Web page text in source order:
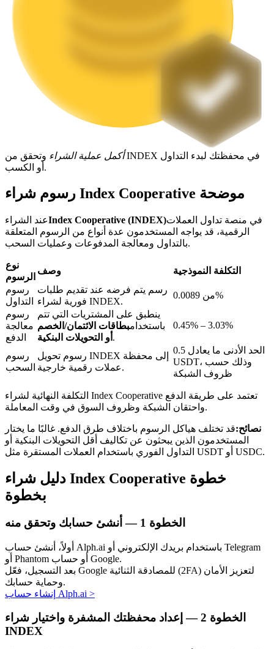
عوائد عالية والوصول الفوري
Launchpool
الرهان المرن لكسب العملات الرقمية الشهيرة
عمليات احتجاز BTR
القروض
الاستثمار التلقائي
أكمل عملية الشراء وتحقق من INDEX في محفظتك لبدء التداول
أو الكسب.
رسوم شراء Index Cooperative موضحة
عند الشراءIndex Cooperative (INDEX)في منصة تداول العملات
الرقمية، قد يواجه المستخدمون عدة أنواع من الرسوم المتعلقة
بالتداول ومعالجة المدفوعات وعمليات السحب.
نوع
الرسوم
وصف
التكلفة النموذجية
رسوم
التداول
رسم يتم فرضه عند تقديم طلبات
فورية لشراء INDEX.
من 0.0089%
رسوم
معالجة
الدفع
ينطبق على المشتريات التي تتم
باستخدامبطاقات الائتمان/الخصم
أو التحويلات البنكية .
0.45% – 3.03%
رسوم
السحب
رسوم تحويل INDEX إلى محفظة
عملات رقمية خارجية.
الحد الأدنى ما يعادل 0.5
USDT، وذلك حسب
ظروف الشبكة
التكلفة النهائية لشراء Index Cooperative تعتمد على طريقة الدفع
واحتقان الشبكة وظروف السوق في وقت المعاملة.
نصائح:قد تختلف هياكل الرسوم باختلاف طرق الدفع. غالبًا ما يختار
المستخدمون الذين يبحثون عن تكاليف أقل التحويلات البنكية أو
التداول الفوري باستخدام العملات المستقرة مثل USDT أو USDC.
دليل شراء Index Cooperative خطوة
بخطوة
الخطوة أنشئ حسابك وتحقق منه
أولاً، أنشئ حساب Alph.ai باستخدام بريدك الإلكتروني أو Telegram
أو Phantom أو حساب Google.
بعد التسجيل، فعّل Google للمصادقة الثنائية (2FA) لتعزيز الأمان
وحماية حسابك.
إنشاء حساب Alph.ai >
الخطوة
إعداد محفظتك المشفرة واختيار شراء
INDEX